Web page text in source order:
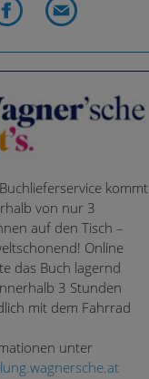
kommt
von nur 3
auf den Tisch –
Online
das Buch lagernd
3 Stunden
mit dem Fahrrad
unter